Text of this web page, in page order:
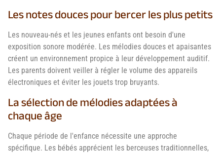
Les notes douces pour bercer les plus petits
Les nouveau-nés et les jeunes enfants ont besoin d'une
exposition sonore modérée. Les mélodies douces et apaisantes
créent un environnement propice à leur développement auditif.
Les parents doivent veiller à régler le volume des appareils
électroniques et éviter les jouets trop bruyants.
La sélection de mélodies adaptées à
chaque âge
Chaque période de l'enfance nécessite une approche
spécifique. Les bébés apprécient les berceuses traditionnelles,